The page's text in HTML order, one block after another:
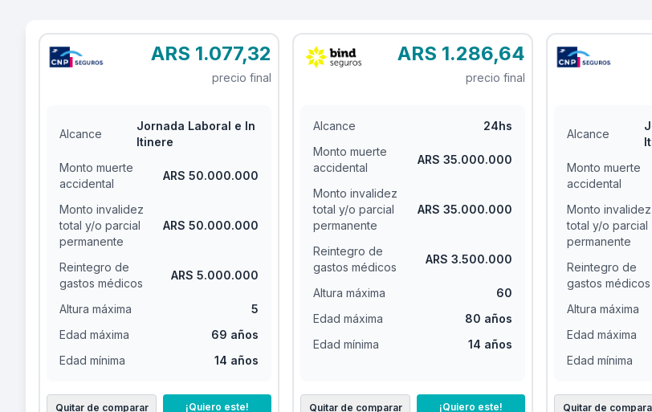
ARS 1.077,32
precio final
Alcance
Jornada Laboral e In
Itinere
Monto muerte
accidental
ARS 50.000.000
Monto invalidez
total y/o parcial
permanente
ARS 50.000.000
Reintegro de
gastos médicos
ARS 5.000.000
Altura máxima
5
Edad máxima
69 años
Edad mínima
14 años
Quitar de comparar ¡Quiero este!
ARS 1.286,64
precio final
Alcance
24hs
Monto muerte
accidental
ARS 35.000.000
Monto invalidez
total y/o parcial
permanente
ARS 35.000.000
Reintegro de
gastos médicos
ARS 3.500.000
Altura máxima
60
Edad máxima
80 años
Edad mínima
14 años
Quitar de comparar ¡Quiero este!
Alcance
Monto muerte
accidental
Monto invalidez
total y/o parcial
permanente
Reintegro de
gastos médicos
Altura máxima
Edad máxima
Edad mínima
Quitar de